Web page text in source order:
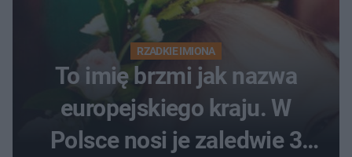
RZADKIE IMIONA
To imię brzmi jak nazwa
europejskiego kraju. W
Polsce nosi je zaledwie 3